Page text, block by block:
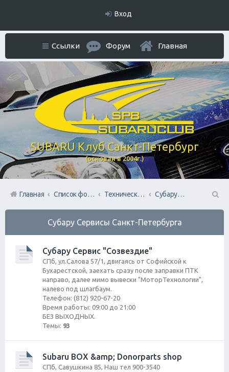
Вход
SUBARU Клуб Санкт-Петербург
(основан в 2004г.)
Ссылки Форум Главная
Главная Список форумов Технический раздел
Субару Cервисы Санкт-Петербурга
П
Субару Cервисы Санкт-Петербурга
Субару Сервис "Созвездие"
СПб, ул.Салова 57/1, двигаясь от Софийской к
Бухарестской, заехать сразу после заправки ПТК
направо, далее мимо вывески "МоторТехнологии",
налево под шлагбаум.
Телефон: (812) 920-67-20
Время работы: 09:00 до 21:00
БЕЗ ВЫХОДНЫХ.
Темы: 93
Subaru BOX &amp; Donorparts shop
CПб, Савушкина 85, Наш тел 900-3540